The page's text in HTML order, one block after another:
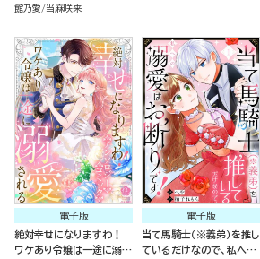
れて困ってます（単話版）
館乃愛 当麻咲来
電子版
絶対幸せになりますわ！
ワケあり令嬢は一途に溺愛
電子版
当て馬騎士（※義弟）を推し
ているだけなので、私への